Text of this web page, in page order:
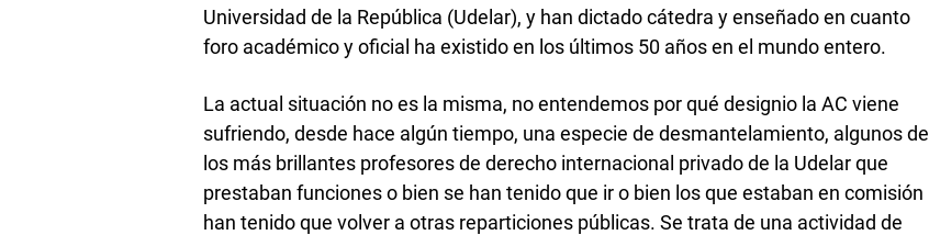
Universidad de la República (Udelar), y han dictado cátedra y enseñado en cuanto
foro académico y oficial ha existido en los últimos 50 años en el mundo entero.
La actual situación no es la misma, no entendemos por qué designio la AC viene
sufriendo, desde hace algún tiempo, una especie de desmantelamiento, algunos de
los más brillantes profesores de derecho internacional privado de la Udelar que
prestaban funciones o bien se han tenido que ir o bien los que estaban en comisión
han tenido que volver a otras reparticiones públicas. Se trata de una actividad de